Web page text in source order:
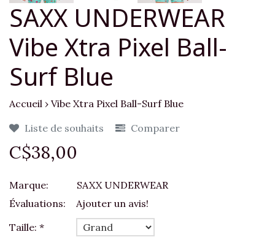
SAXX UNDERWEAR
Vibe Xtra Pixel Ball-
Surf Blue
Accueil › Vibe Xtra Pixel Ball-Surf Blue
Liste de souhaits
Comparer
C$38,00
Marque:
SAXX UNDERWEAR
Évaluations:
Ajouter un avis!
Taille: *